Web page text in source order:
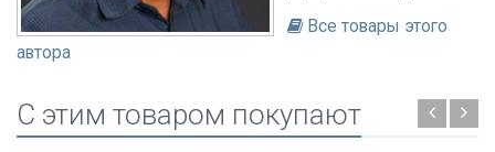
Все товары этого
автора
C этим товаром покупают